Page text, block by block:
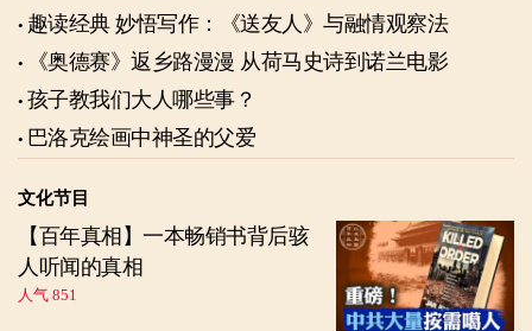
趣读经典 妙悟写作：《送友人》与融情观察法
《奥德赛》返乡路漫漫 从荷马史诗到诺兰电影
孩子教我们大人哪些事？
巴洛克绘画中神圣的父爱
文化节目
【百年真相】一本畅销书背后骇
人听闻的真相
人气 851